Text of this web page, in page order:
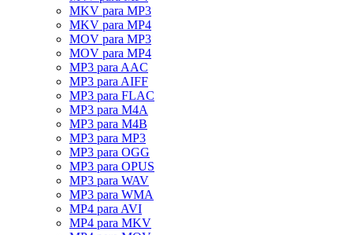
MKV para MP3
MKV para MP4
MOV para MP3
MOV para MP4
MP3 para AAC
MP3 para AIFF
MP3 para FLAC
MP3 para M4A
MP3 para M4B
MP3 para MP3
MP3 para OGG
MP3 para OPUS
MP3 para WAV
MP3 para WMA
MP4 para AVI
MP4 para MKV